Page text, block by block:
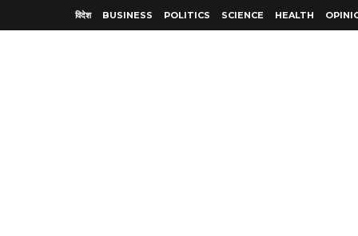
विदेश BUSINESS POLITICS SCIENCE HEALTH